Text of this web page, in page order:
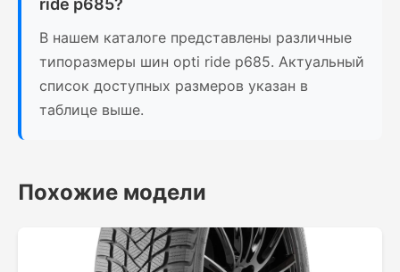
ride p685?
В нашем каталоге представлены различные
типоразмеры шин opti ride p685. Актуальный
список доступных размеров указан в
таблице выше.
Похожие модели